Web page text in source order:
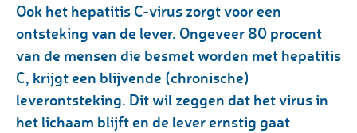
Ook het hepatitis C-virus zorgt voor een
ontsteking van de lever. Ongeveer 80 procent
van de mensen die besmet worden met hepatitis
C, krijgt een blijvende (chronische)
leverontsteking. Dit wil zeggen dat het virus in
het lichaam blijft en de lever ernstig gaat